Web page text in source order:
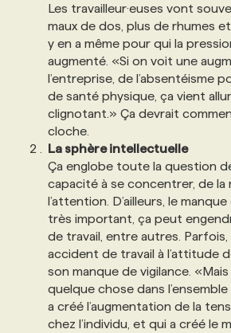
Les travailleur·euses vont
maux de dos, plus de rhumes
y en a même pour qui la
augmenté. «Si on voit une
l’entreprise, de l’absentéisme
de santé physique, ça vient
clignotant.» Ça devrait
cloche.
La sphère intellectuelle
Ça englobe toute la question
capacité à se concentrer, de la
l’attention. D’ailleurs, le
très important, ça peut
de travail, entre autres. Parfois,
accident de travail à l’attitude
son manque de vigilance.
quelque chose dans
a créé l’augmentation de la
chez l’individu, et qui a créé le